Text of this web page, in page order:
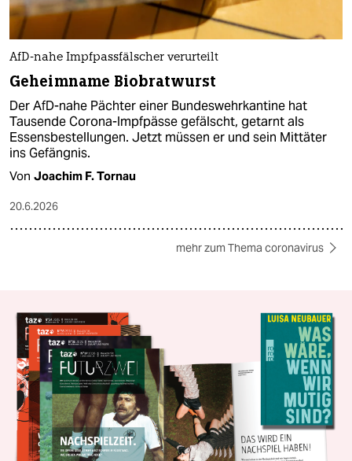
AfD-nahe Impfpassfälscher verurteilt
Geheimname Biobratwurst
Der AfD-nahe Pächter einer Bundeswehrkantine hat
Tausende Corona-Impfpässe gefälscht, getarnt als
Essensbestellungen. Jetzt müssen er und sein Mittäter
ins Gefängnis.
Von Joachim F. Tornau
20.6.2026
mehr zum Thema coronavirus